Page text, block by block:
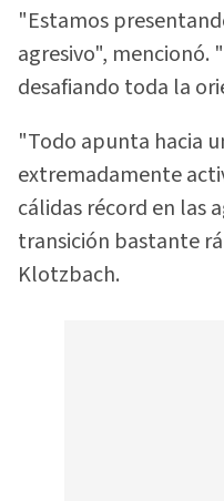
"Estamos
agresivo", mencionó.
desafiando toda la
"Todo apunta hacia
extremadamente
cálidas récord en las
transición bastante
Klotzbach.